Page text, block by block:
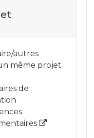
autres
même projet
de